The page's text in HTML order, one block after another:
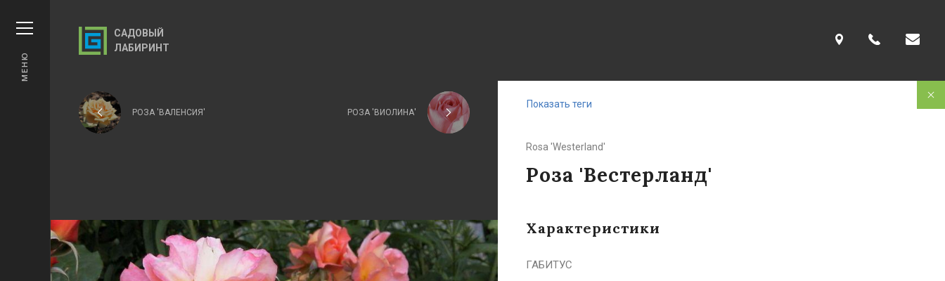
САДОВЫЙ
ЛАБИРИНТ
РОЗА 'ВАЛЕНСИЯ' РОЗА 'ВИОЛИНА'
Показать теги
Rosa 'Westerland'
Роза 'Вестерланд'
Характеристики
ГАБИТУС
МЕНЮ